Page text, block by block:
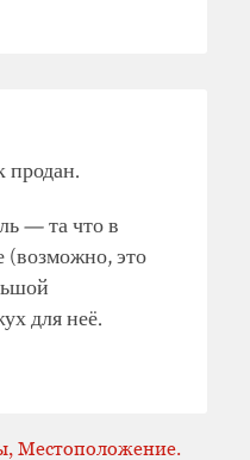
продан.
— та что в
(возможно, это
для неё.
Местоположение.